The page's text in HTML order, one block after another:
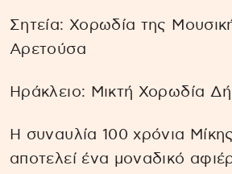
Σητεία: Χορωδία της
Αρετούσα
Ηράκλειο: Μικτή Χορωδία
Η συναυλία 100 χρόνια
αποτελεί ένα μοναδικό